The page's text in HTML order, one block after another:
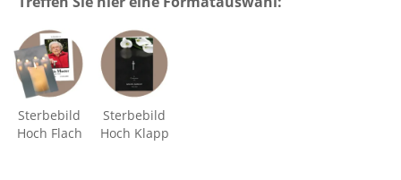
Sterbebild
Hoch Flach
Sterbebild
Hoch Klapp